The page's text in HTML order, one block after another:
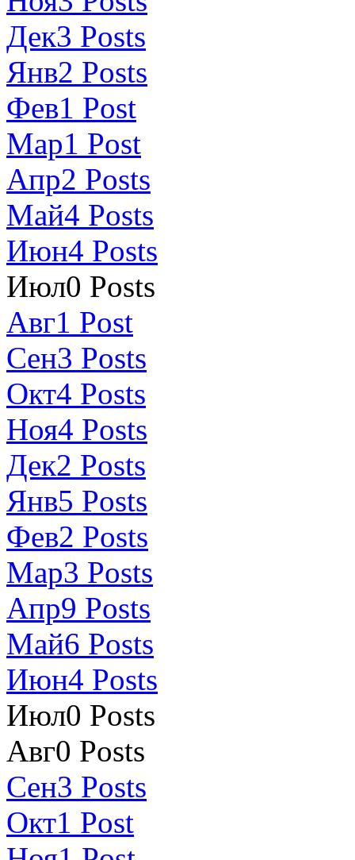
Дек3 Posts
Янв2 Posts
Фев1 Post
Мар1 Post
Апр2 Posts
Май4 Posts
Июн4 Posts
Июл0 Posts
Авг1 Post
Сен3 Posts
Окт4 Posts
Ноя4 Posts
Дек2 Posts
Янв5 Posts
Фев2 Posts
Мар3 Posts
Апр9 Posts
Май6 Posts
Июн4 Posts
Июл0 Posts
Авг0 Posts
Сен3 Posts
Окт1 Post